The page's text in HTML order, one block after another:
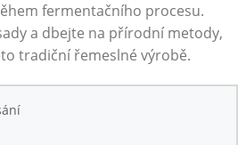
fermentačního procesu.
a⁢ dbejte na přírodní⁢ metody,
tradiční řemeslné výrobě.